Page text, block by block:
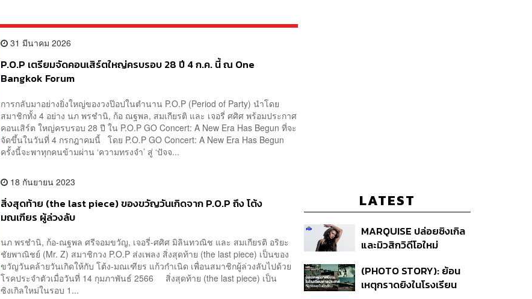
31 มีนาคม 2026
P.O.P เตรียมจัดคอนเสิร์ตใหญ่ครบรอบ 28 ปี 4 ก.ค. นี้ ณ One
Bangkok Forum
การกลับมาอย่างยิ่งใหญ่ของวงป๊อปในตำนาน P.O.P (Period of Party) นำโดย
สมาชิกทั้ง 4 อย่าง นภ พรชำนิ, ก้อ ณฐพล, สมเกียรติ และ เจอรี่ ศศิศ พร้อมประกาศ
คอนเสิร์ต ใหญ่ครบรอบ 28 ปี ใน P.O.P GO Concert: A New Era Has Begun ที่จะ
จัดขึ้นในวันที่ 4 กรกฎาคมนี้ โดย P.O.P GO Concert: A New Era Has Begun
ครั้งนี้จะพาทุกคนข้ามผ่าน ‘ความทรงจำ’ สู่ ‘ปัจจ...
18 กันยายน 2023
สิ่งสุดท้าย (the last piece) ของขวัญวันเกิดจาก P.O.P ถึง โต้ง
มณเฑียร ผู้ล่วงลับ
นภ พรชำนิ, ก้อ-ณฐพล ศรีจอมขวัญ, เจอรี่-ศศิศ มิลินทวณิช และ สมเกียรติ อริยะ
ชัยพาณิชย์ (Mr. Z) สมาชิกวง P.O.P ส่งเพลง สิ่งสุดท้าย (the last piece) เป็นของ
ขวัญวันคล้ายวันเกิดให้กับ โต้ง-มณเฑียร แก้วกำเนิด เพื่อนสมาชิกผู้ล่วงลับไปด้วย
โรคประจำตัวเมื่อวันที่ 14 กุมภาพันธ์ 2566 สิ่งสุดท้าย (the last piece) เป็น
ซิงเกิลใหม่ในรอบ 1...
LATEST
MARQUISE ปล่อยซิงเกิล
และมิวสิกวิดีโอใหม่
สัมพันธ์สุด Toxic
(PHOTO STORY): ย้อน
เหตุกราดยิงในโรงเรียน